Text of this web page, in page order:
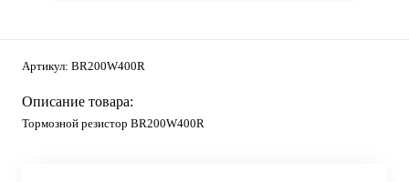
Артикул: BR200W400R
Описание товара:
Тормозной резистор BR200W400R